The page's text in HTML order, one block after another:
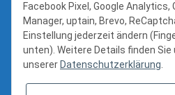
Facebook Pixel, Google Analytics,
Manager, uptain, Brevo,
Einstellung jederzeit ändern
unten). Weitere Details finden Sie
unserer Datenschutzerklärung.